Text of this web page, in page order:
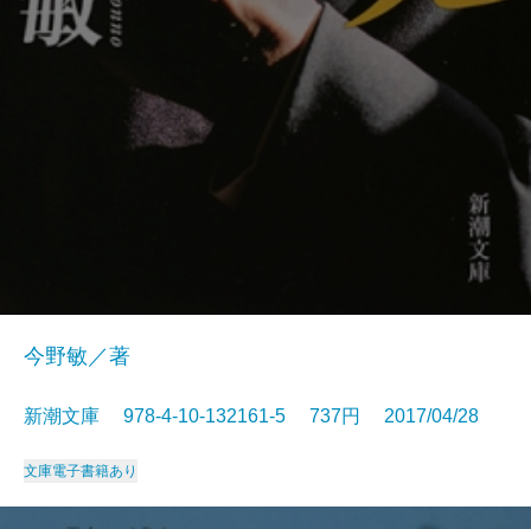
今野敏／著
新潮文庫 978-4-10-132161-5 737円 2017/04/28
文庫電子書籍あり